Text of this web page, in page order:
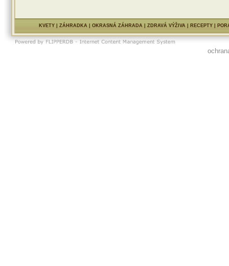
KVETY| ZÁHRADKA| OKRASNÁ ZÁHRADA| ZDRAVÁ VÝŽIVA| RECEPTY|